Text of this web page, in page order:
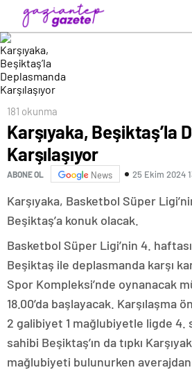
181 okunma
Karşıyaka, Beşiktaş’la
Karşılaşıyor
ABONE OL News 25 Ekim 2024
Karşıyaka, Basketbol Süper
Beşiktaş’a konuk olacak.
Basketbol Süper Ligi’nin 4.
Beşiktaş ile deplasmanda karşı
Spor Kompleksi’nde oynanacak
18.00’da başlayacak. Karşılaşma
2 galibiyet 1 mağlubiyetle ligde 4.
sahibi Beşiktaş’ın da tıpkı
mağlubiyeti bulunurken averajdan